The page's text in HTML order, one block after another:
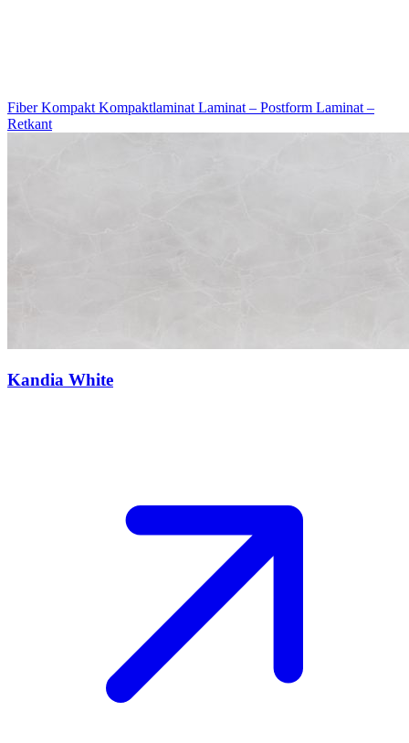
Fiber Kompakt Kompaktlaminat Laminat – Postform Laminat –
Retkant
Kandia White